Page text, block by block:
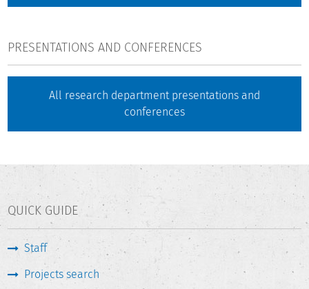
PRESENTATIONS AND CONFERENCES
All research department presentations and
conferences
QUICK GUIDE
Staff
Projects search